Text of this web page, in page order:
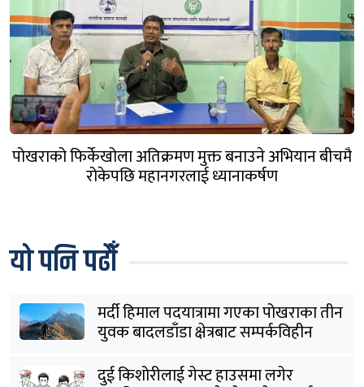
पोखराको फिर्केखोला अतिक्रमण मुक्त बनाउने अभियान बीचमै
रोकेपछि महानगरलाई ध्यानाकर्षण
यो पनि पढौँ
मर्दी हिमाल पदयात्रामा गएका पोखराका तीन
युवक बादलडाँडा क्षेत्रबाट सम्पर्कविहीन
दुई किशोरीलाई गेस्ट हाउसमा लगेर